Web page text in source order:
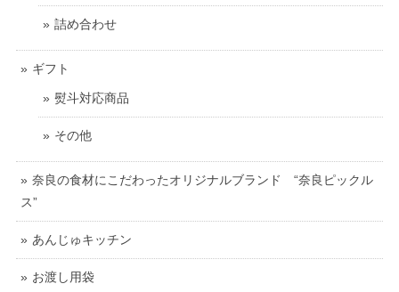
詰め合わせ
ギフト
熨斗対応商品
その他
奈良の食材にこだわったオリジナルブランド “奈良ピックル
ス”
あんじゅキッチン
お渡し用袋